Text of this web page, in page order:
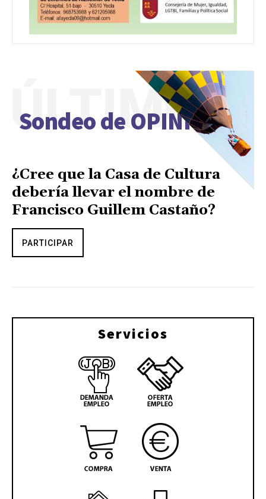
Sondeo de OPINIÓN
ÚLTIMO
¿Cree que la Casa de Cultura
debería llevar el nombre de
Francisco Guillem Castaño?
PARTICIPAR
Servicios